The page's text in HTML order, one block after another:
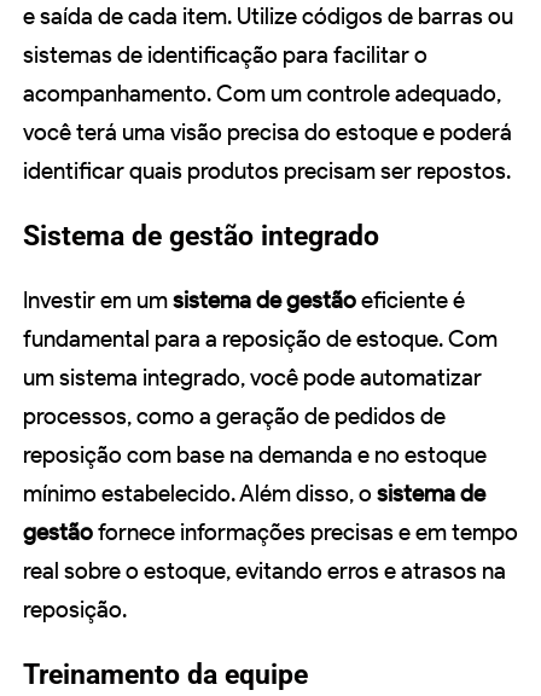
e saída de cada item. Utilize códigos de barras ou
sistemas de identificação para facilitar o
acompanhamento. Com um controle adequado,
você terá uma visão precisa do estoque e poderá
identificar quais produtos precisam ser repostos.
Sistema de gestão integrado
Investir em umsistema de gestãoeficiente é
fundamental para a reposição de estoque. Com
um sistema integrado, você pode automatizar
processos, como a geração de pedidos de
reposição com base na demanda e no estoque
mínimo estabelecido. Além disso, o sistema de
gestãofornece informações precisas e em tempo
real sobre o estoque, evitando erros e atrasos na
reposição.
Treinamento da equipe